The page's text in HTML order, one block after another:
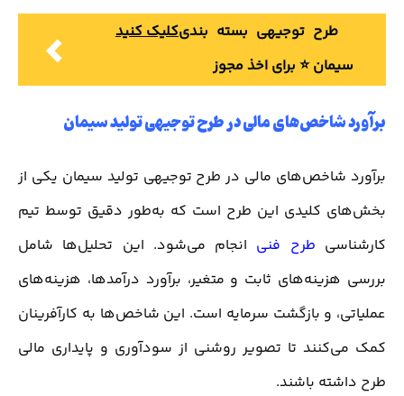
کلیک کنیدطرح توجیهی بسته بندی
سیمان ⭐️ برای اخذ مجوز
برآورد شاخص‌های مالی در طرح توجیهی تولید سیمان
برآورد شاخص‌های مالی در طرح توجیهی تولید سیمان یکی از
بخش‌های کلیدی این طرح است که به‌طور دقیق توسط تیم
کارشناسی طرح فنی انجام می‌شود. این تحلیل‌ها شامل
بررسی هزینه‌های ثابت و متغیر، برآورد درآمدها، هزینه‌های
عملیاتی، و بازگشت سرمایه است. این شاخص‌ها به کارآفرینان
کمک می‌کنند تا تصویر روشنی از سودآوری و پایداری مالی
طرح داشته باشند.